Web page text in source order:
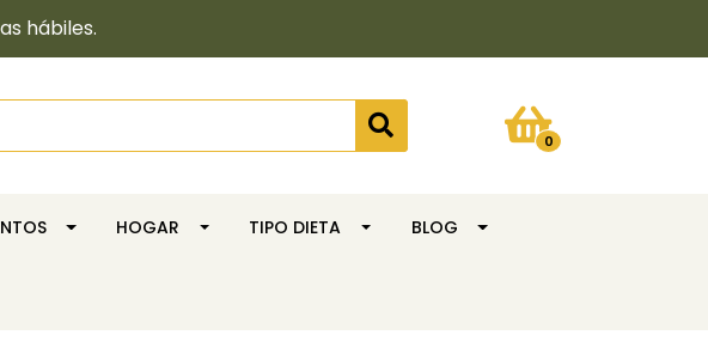
hábiles.
0
HOGAR TIPO DIETA BLOG